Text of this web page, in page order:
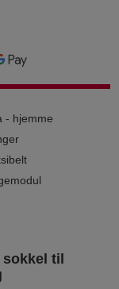
- hjemme
sokkel til